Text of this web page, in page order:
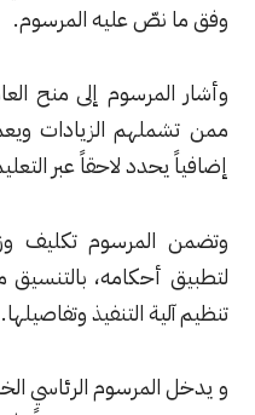
عليه المرسوم.
إلى منح العاملين في
الزيادات ويعملون في
لاحقاً عبر التعليمات
تكليف وزير المالية
بالتنسيق مع
التنفيذ وتفاصيلها.
الرئاسي الخاص